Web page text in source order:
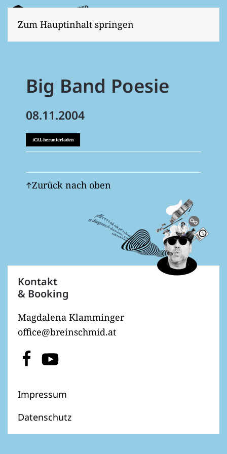
Zum Hauptinhalt springen
Big Band Poesie
08.11.2004
iCAL herunterladen
Zurück nach oben
Kontakt
& Booking
Magdalena Klamminger
office@breinschmid.at
Impressum
Datenschutz